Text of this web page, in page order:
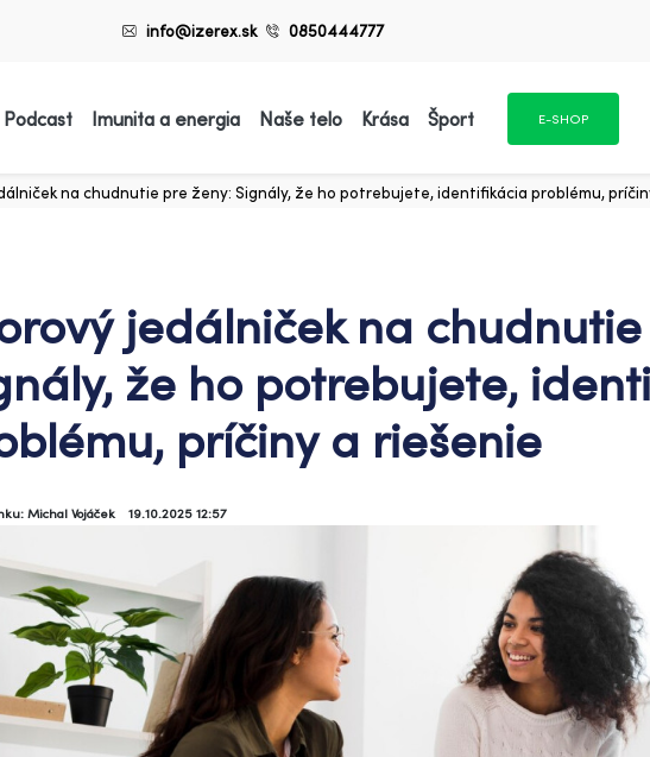
info@izerex.sk 0850444777
Imunita a energia Naše telo Krása Šport E-SHOP
na chudnutie pre ženy: Signály, že ho potrebujete, identifikácia problému,
jedálniček na
že ho potrebujete,
príčiny a riešenie
Michal Vojáček 19.10.2025 12:57